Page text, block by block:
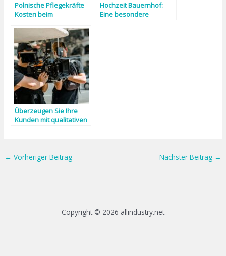
Polnische Pflegekräfte
Kosten beim
Hochzeit Bauernhof:
Eine besondere
Überzeugen Sie Ihre
Kunden mit qualitativen
← Vorheriger Beitrag Nächster Beitrag →
Copyright © 2026 allindustry.net